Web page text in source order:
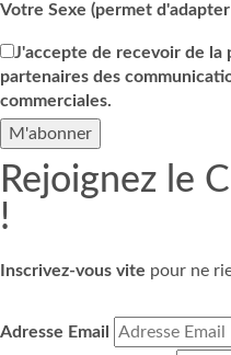
Votre Sexe (permet
J'accepte de recevoir de la
partenaires des
commerciales.
Rejoignez le
!
Inscrivez-vous vite pour ne
Adresse Email